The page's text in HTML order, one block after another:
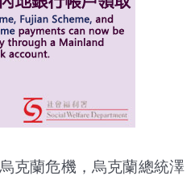
克蘭危機，烏克蘭總統澤